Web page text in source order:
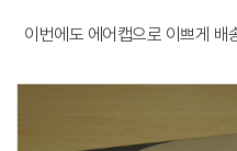
이번에도 에어캡으로 이쁘게 배